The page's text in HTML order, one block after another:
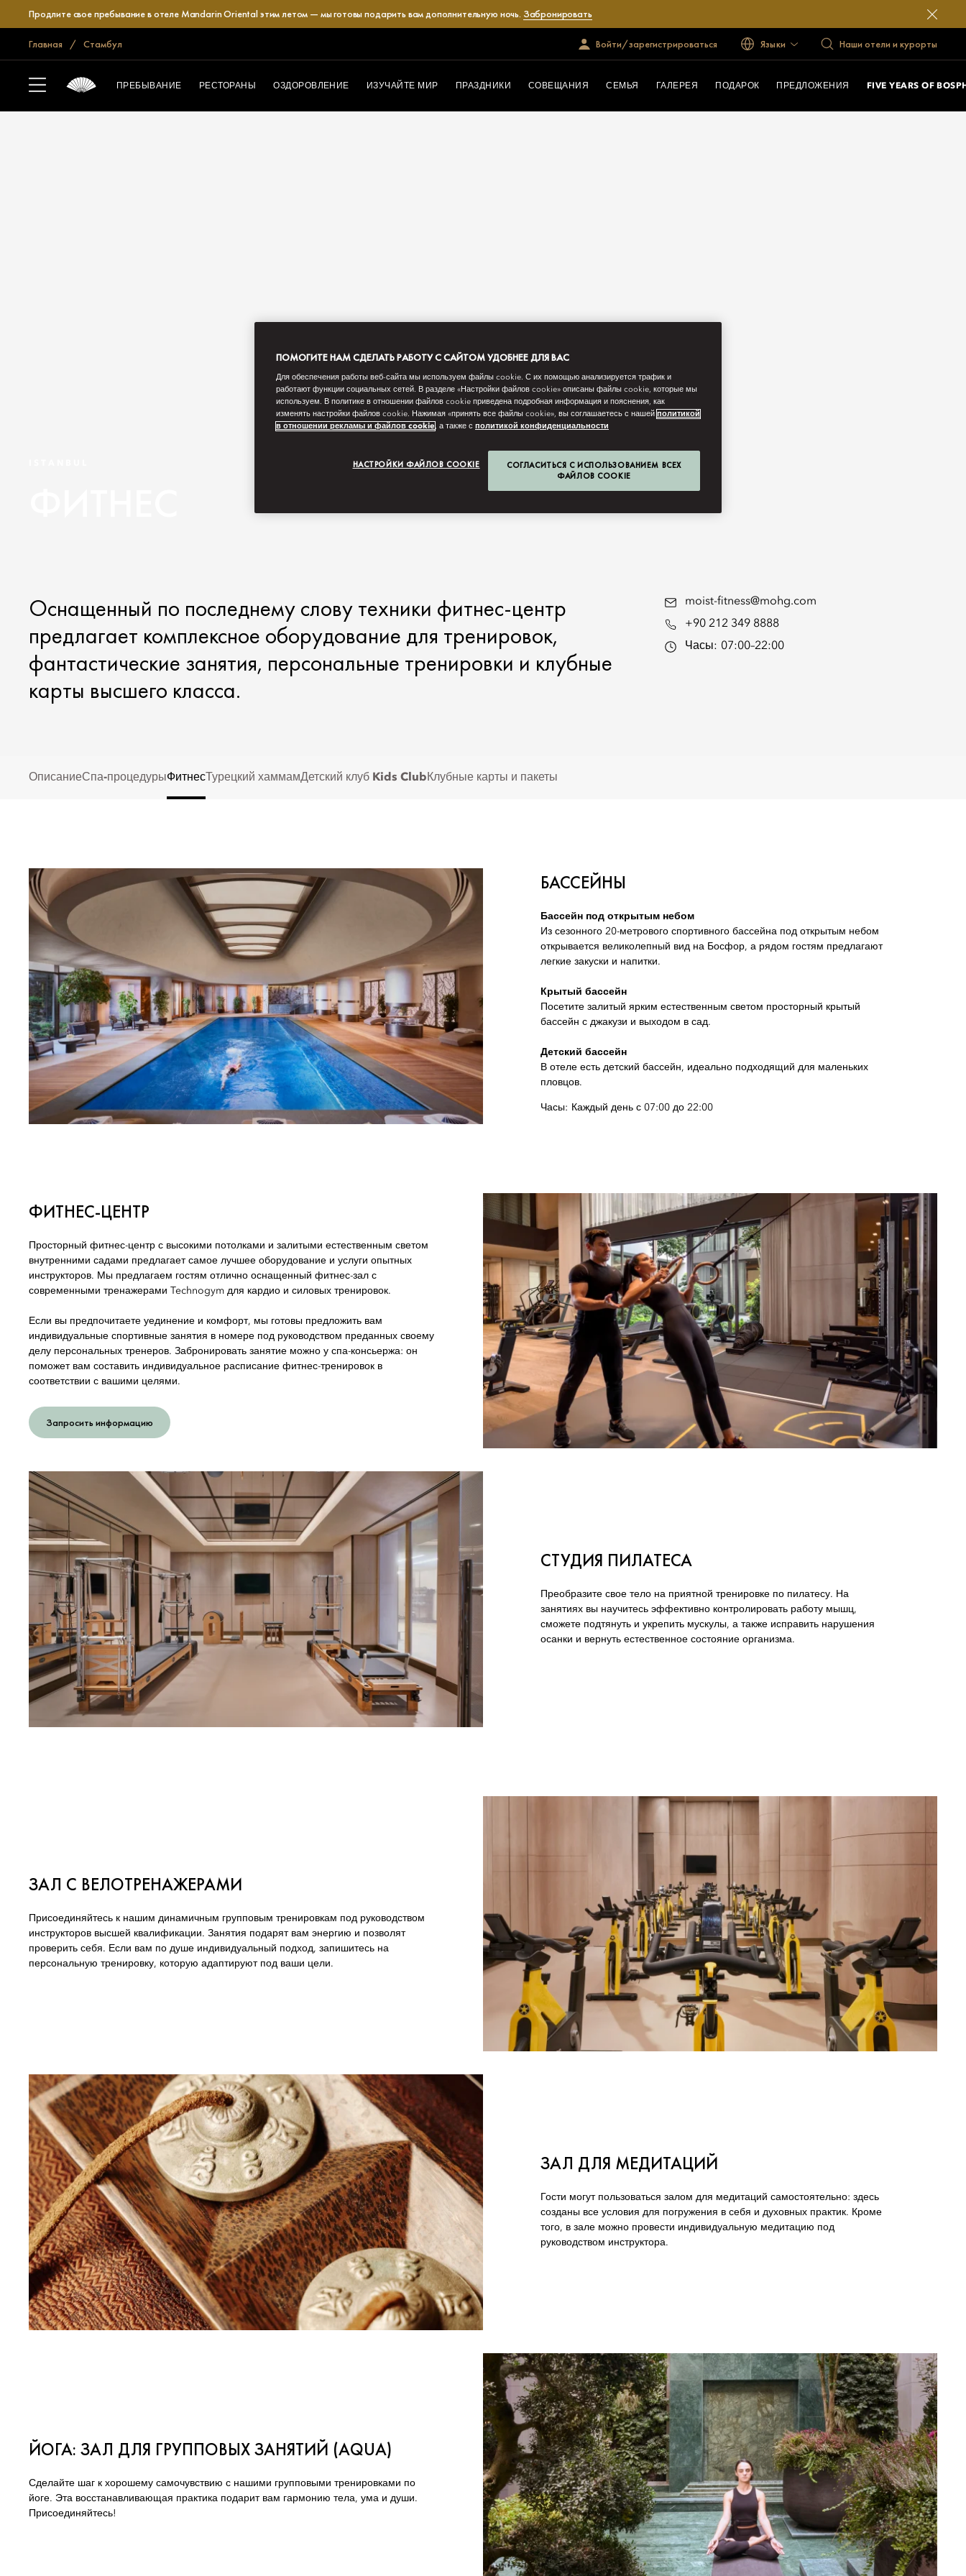
Продлите свое пребывание в отеле Mandarin Oriental этим летом — мы готовы подарить вам дополнительную ночь. Забронировать
Главная Стамбул Войти/зарегистрироваться Языки Наши отели и курорты
ПРЕБЫВАНИЕ РЕСТОРАНЫ ОЗДОРОВЛЕНИЕ ИЗУЧАЙТЕ МИР ПРАЗДНИКИ СОВЕЩАНИЯ СЕМЬЯ ГАЛЕРЕЯ ПОДАРОК ПРЕДЛОЖЕНИЯ FIVE YEARS OF
Оснащенный по последнему слову техники фитнес-центр
предлагает комплексное оборудование для тренировок,
фантастические занятия, персональные тренировки и клубные
карты высшего класса.
moist-fitness@mohg.com
+90 212 349 8888
Часы: 07:00–22:00
ОписаниеСпа-процедурыФитнесТурецкий хаммамДетский клуб Kids ClubКлубные карты и пакеты
БАССЕЙНЫ
Бассейн под открытым небом
Из сезонного 20-метрового спортивного бассейна под открытым небом
открывается великолепный вид на Босфор, а рядом гостям предлагают
легкие закуски и напитки.
Крытый бассейн
Посетите залитый ярким естественным светом просторный крытый
бассейн с джакузи и выходом в сад.
Детский бассейн
В отеле есть детский бассейн, идеально подходящий для маленьких
пловцов.
Часы: Каждый день с 07:00 до 22:00
ФИТНЕС-ЦЕНТР
Просторный фитнес-центр с высокими потолками и залитыми естественным светом
внутренними садами предлагает самое лучшее оборудование и услуги опытных
инструкторов. Мы предлагаем гостям отлично оснащенный фитнес-зал с
современными тренажерами Technogym для кардио и силовых тренировок.
Если вы предпочитаете уединение и комфорт, мы готовы предложить вам
индивидуальные спортивные занятия в номере под руководством преданных своему
делу персональных тренеров. Забронировать занятие можно у спа-консьержа: он
поможет вам составить индивидуальное расписание фитнес-тренировок в
соответствии с вашими целями.
Запросить информацию
СТУДИЯ ПИЛАТЕСА
Преобразите свое тело на приятной тренировке по пилатесу. На
занятиях вы научитесь эффективно контролировать работу мышц,
сможете подтянуть и укрепить мускулы, а также исправить нарушения
осанки и вернуть естественное состояние организма.
ЗАЛ С ВЕЛОТРЕНАЖЕРАМИ
Присоединяйтесь к нашим динамичным групповым тренировкам под руководством
инструкторов высшей квалификации. Занятия подарят вам энергию и позволят
проверить себя. Если вам по душе индивидуальный подход, запишитесь на
персональную тренировку, которую адаптируют под ваши цели.
ЗАЛ ДЛЯ МЕДИТАЦИЙ
Гости могут пользоваться залом для медитаций самостоятельно: здесь
созданы все условия для погружения в себя и духовных практик. Кроме
того, в зале можно провести индивидуальную медитацию под
руководством инструктора.
ЙОГА: ЗАЛ ДЛЯ ГРУППОВЫХ ЗАНЯТИЙ (AQUA)
Сделайте шаг к хорошему самочувствию с нашими групповыми тренировками по
йоге. Эта восстанавливающая практика подарит вам гармонию тела, ума и души.
Присоединяйтесь!
ПОМОГИТЕ НАМ СДЕЛАТЬ РАБОТУ С САЙТОМ УДОБНЕЕ ДЛЯ ВАС
Для обеспечения работы веб-сайта мы используем файлы cookie. С их помощью анализируется трафик и
работают функции социальных сетей. В разделе «Настройки файлов cookie» описаны файлы cookie, которые мы
используем. В политике в отношении файлов cookie приведена подробная информация и пояснения, как
изменять настройки файлов cookie. Нажимая «принять все файлы cookie», вы соглашаетесь с нашей политикой
в отношении рекламы и файлов cookie, а также с политикой конфиденциальности
НАСТРОЙКИ ФАЙЛОВ COOKIE
СОГЛАСИТЬСЯ С ИСПОЛЬЗОВАНИЕМ ВСЕХ
ФАЙЛОВ COOKIE